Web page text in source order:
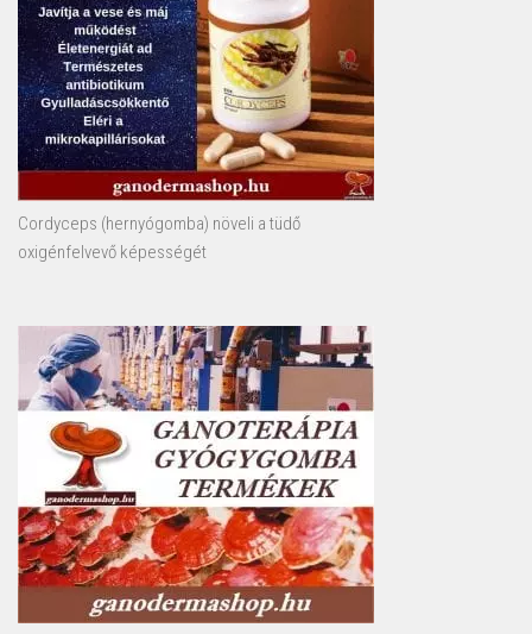
Cordyceps (hernyógomba) növeli a tüdő
oxigénfelvevő képességét